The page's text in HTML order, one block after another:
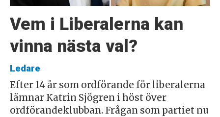
Vem i Liberalerna kan
vinna nästa val?
Ledare
Efter 14 år som ordförande för liberalerna
lämnar Katrin Sjögren i höst över
ordförandeklubban. Frågan som partiet nu